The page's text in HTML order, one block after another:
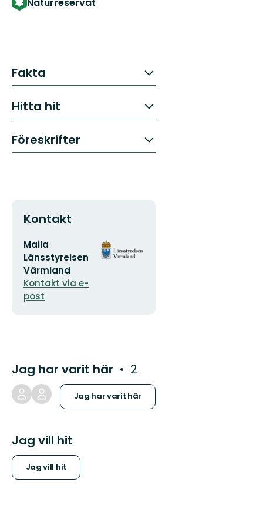
Fakta
Hitta hit
Föreskrifter
Kontakt
E-
postadress
Maila
Länsstyrelsen
Värmland
Kontakt via e-
post
Organisationens
logotyp
Jag har varit här 2
Jag har varit här
Jag vill hit
Jag vill hit